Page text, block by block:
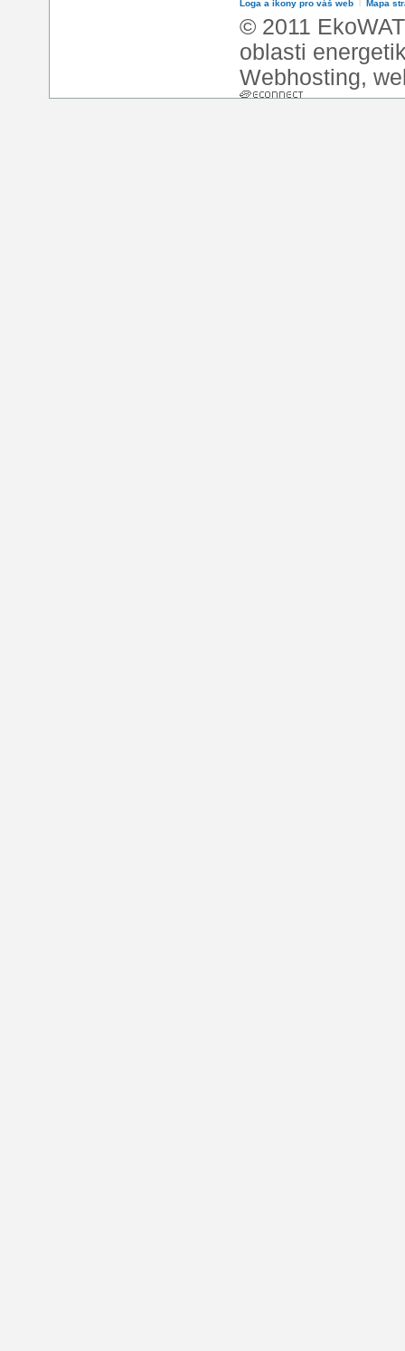
Loga a ikony pro váš web Mapa
© 2011
oblasti
Webhosting,